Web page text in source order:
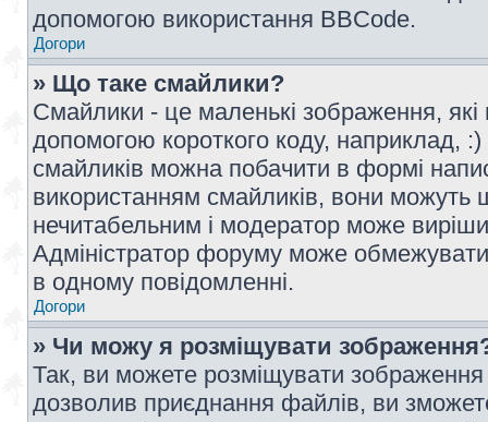
допомогою використання BBCode.
Догори
» Що таке смайлики?
Смайлики - це маленькі зображення, які
допомогою короткого коду, наприклад,
смайликів можна побачити в формі
використанням смайликів, вони
нечитабельним і модератор може
Адміністратор форуму може обмежувати
в одному повідомленні.
Догори
» Чи можу я розміщувати
Так, ви можете розміщувати
дозволив приєднання файлів, ви